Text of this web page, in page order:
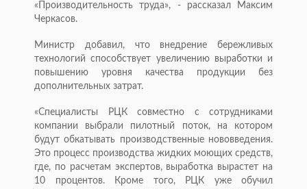
«Производительность труда», - рассказал Максим
Черкасов.
Министр добавил, что внедрение бережливых
технологий способствует увеличению выработки и
повышению уровня качества продукции без
дополнительных затрат.
«Специалисты РЦК совместно с сотрудниками
компании выбрали пилотный поток, на котором
будут обкатывать производственные нововведения.
Это процесс производства жидких моющих средств,
где, по расчетам экспертов, выработка вырастет на
10 процентов. Кроме того, РЦК уже обучил